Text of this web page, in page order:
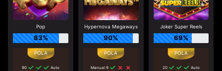
Pop
83%
90
Auto
Hypernova Megaways
90%
Manual 9
Joker Super Reels
69%
20
Auto